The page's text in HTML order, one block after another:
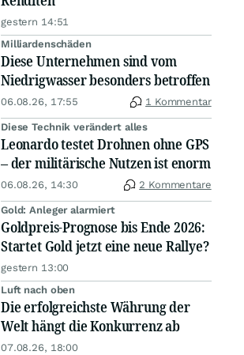
gestern 14:51
Milliardenschäden
Diese Unternehmen sind vom
Niedrigwasser besonders betroffen
06.08.26, 17:55 1 Kommentar
Diese Technik verändert alles
Leonardo testet Drohnen ohne GPS
– der militärische Nutzen ist enorm
06.08.26, 14:30 2 Kommentare
Gold: Anleger alarmiert
Goldpreis-Prognose bis Ende 2026:
Startet Gold jetzt eine neue Rallye?
gestern 13:00
Luft nach oben
Die erfolgreichste Währung der
Welt hängt die Konkurrenz ab
07.08.26, 18:00